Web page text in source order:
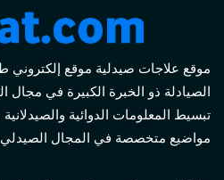
موقع علاجات صيدلية موقع
الصيادلة ذو الخبرة الكبيرة في
تبسيط المعلومات الدوائية
مواضيع متخصصة في المجال الصيدلي